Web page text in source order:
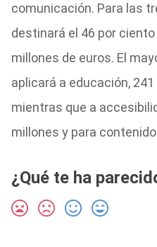
comunicación. Para las
destinará el 46 por
millones de euros. El
aplicará a educación,
mientras que a
millones y para
¿Qué te ha